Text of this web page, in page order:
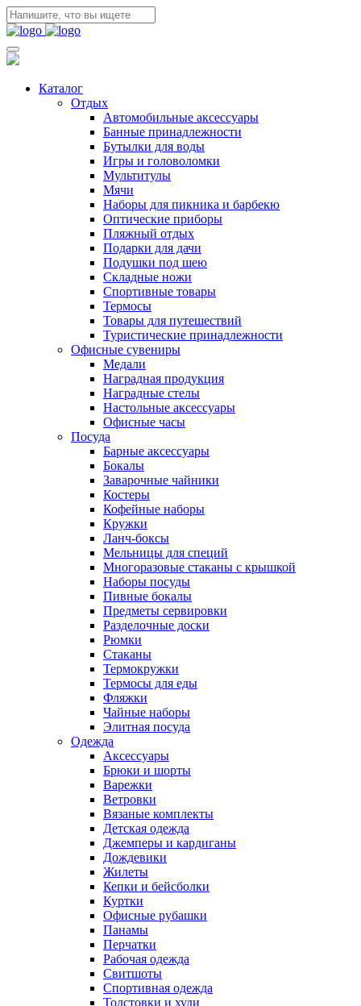
Каталог
Отдых
Автомобильные аксессуары
Банные принадлежности
Бутылки для воды
Игры и головоломки
Мультитулы
Мячи
Наборы для пикника и барбекю
Оптические приборы
Пляжный отдых
Подарки для дачи
Подушки под шею
Складные ножи
Спортивные товары
Термосы
Товары для путешествий
Туристические принадлежности
Офисные сувениры
Медали
Наградная продукция
Наградные стелы
Настольные аксессуары
Офисные часы
Посуда
Барные аксессуары
Бокалы
Заварочные чайники
Костеры
Кофейные наборы
Кружки
Ланч-боксы
Мельницы для специй
Многоразовые стаканы с крышкой
Наборы посуды
Пивные бокалы
Предметы сервировки
Разделочные доски
Рюмки
Стаканы
Термокружки
Термосы для еды
Фляжки
Чайные наборы
Элитная посуда
Одежда
Аксессуары
Брюки и шорты
Варежки
Ветровки
Вязаные комплекты
Детская одежда
Джемперы и кардиганы
Дождевики
Жилеты
Кепки и бейсболки
Куртки
Офисные рубашки
Панамы
Перчатки
Рабочая одежда
Свитшоты
Спортивная одежда
Толстовки и худи